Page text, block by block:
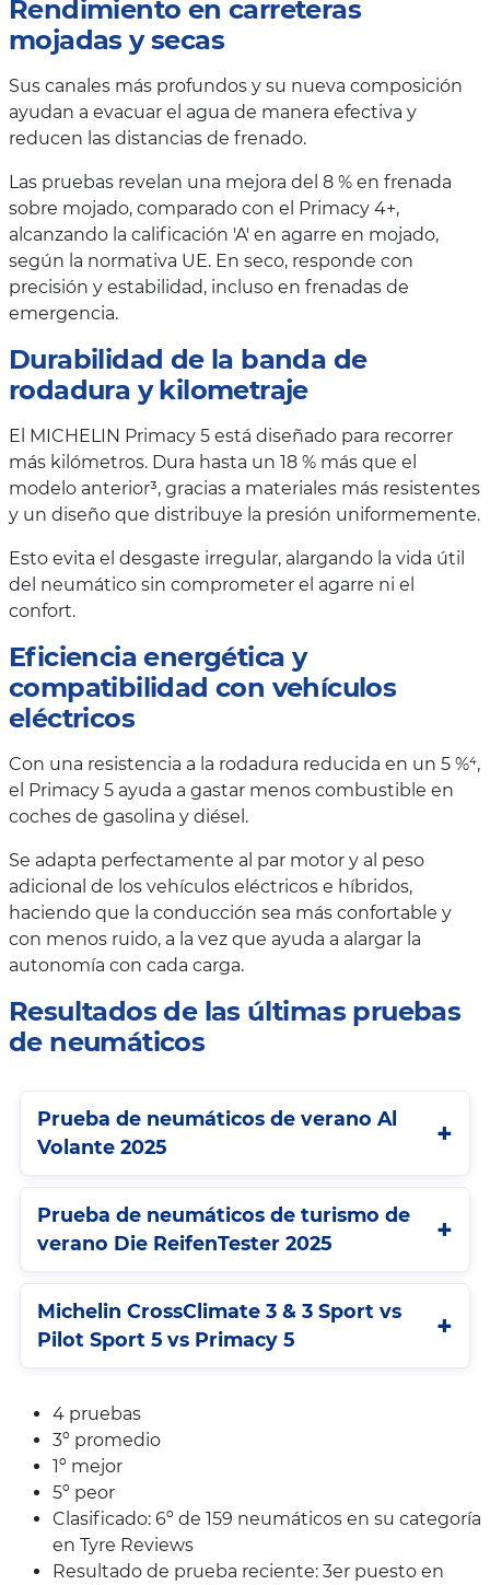
Rendimiento en carreteras
mojadas y secas
Sus canales más profundos y su nueva composición
ayudan a evacuar el agua de manera efectiva y
reducen las distancias de frenado.
Las pruebas revelan una mejora del 8 % en frenada
sobre mojado, comparado con el Primacy 4+,
alcanzando la calificación 'A' en agarre en mojado,
según la normativa UE. En seco, responde con
precisión y estabilidad, incluso en frenadas de
emergencia.
Durabilidad de la banda de
rodadura y kilometraje
El MICHELIN Primacy 5 está diseñado para recorrer
más kilómetros. Dura hasta un 18 % más que el
modelo anterior³, gracias a materiales más resistentes
y un diseño que distribuye la presión uniformemente.
Esto evita el desgaste irregular, alargando la vida útil
del neumático sin comprometer el agarre ni el
confort.
Eficiencia energética y
compatibilidad con vehículos
eléctricos
Con una resistencia a la rodadura reducida en un 5 %⁴,
el Primacy 5 ayuda a gastar menos combustible en
coches de gasolina y diésel.
Se adapta perfectamente al par motor y al peso
adicional de los vehículos eléctricos e híbridos,
haciendo que la conducción sea más confortable y
con menos ruido, a la vez que ayuda a alargar la
autonomía con cada carga.
Resultados de las últimas pruebas
de neumáticos
Prueba de neumáticos de verano Al
Volante 2025
Prueba de neumáticos de turismo de
verano Die ReifenTester 2025
Michelin CrossClimate 3 & 3 Sport vs
Pilot Sport 5 vs Primacy 5
4 pruebas
3º promedio
1º mejor
5º peor
Clasificado: 6º de 159 neumáticos en su categoría
en Tyre Reviews
Resultado de prueba reciente: 3er puesto en